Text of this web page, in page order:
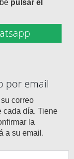
pulsar el
por email
correo
cada día. Tiene
la
a su email.